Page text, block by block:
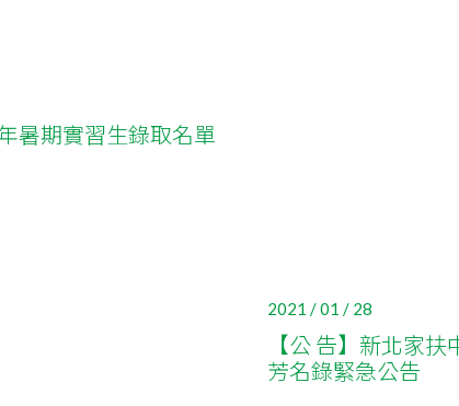
暑期實習生錄取名單
2021 / 01 / 28
【公 告】新北家
芳名錄緊急公告